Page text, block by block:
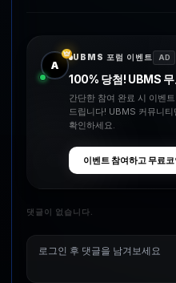
A
UBMS 포럼 이벤트 AD
100% 당첨! UBMS
간단한 참여 완료 시 이벤
드립니다! UBMS 커뮤니
확인하세요.
이벤트 참여하고 무료코
댓글이 없습니다.